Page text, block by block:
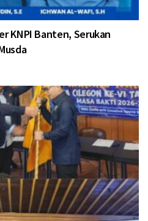
KNPI Banten, Serukan